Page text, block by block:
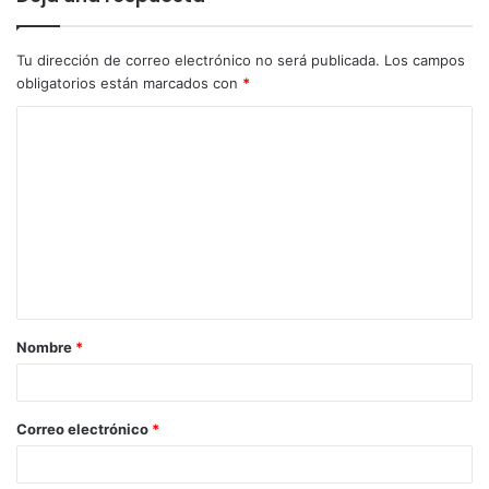
Tu dirección de correo electrónico no será publicada. Los campos
obligatorios están marcados con *
Nombre *
Correo electrónico *